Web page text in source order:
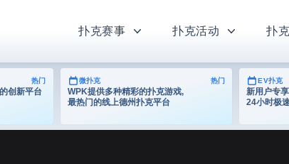
扑克赛事 扑克活动 扑
热门
创新平台
微扑克 热门
WPK提供多种精彩的扑克游戏,
最热门的线上德州扑克平台
EV扑克
新用户专
24小时极